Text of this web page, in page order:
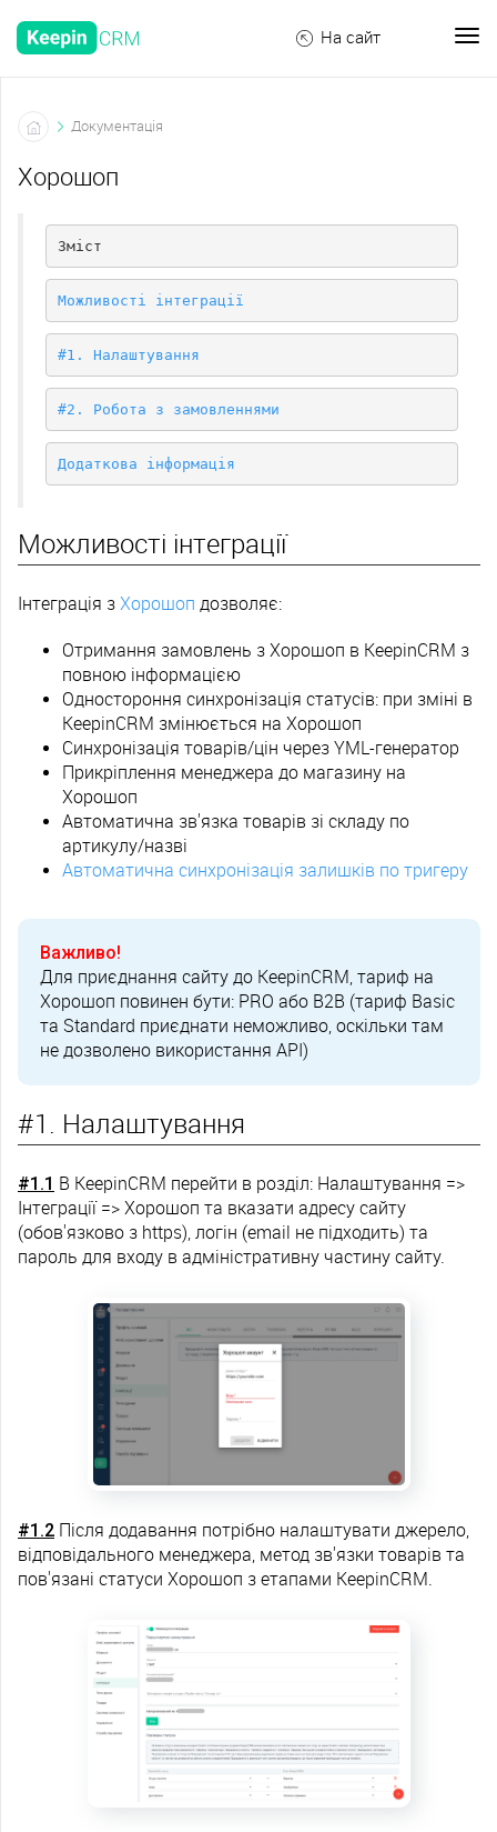
На сайт
Документація
Хорошоп
Зміст
Можливості інтеграції
#1. Налаштування
#2. Робота з замовленнями
Додаткова інформація
Можливості інтеграції
Інтеграція з Хорошоп дозволяє:
Отримання замовлень з Хорошоп в KeepinCRM з
повною інформацією
Одностороння синхронізація статусів: при зміні в
KeepinCRM змінюється на Хорошоп
Синхронізація товарів/цін через YML-генератор
Прикріплення менеджера до магазину на
Хорошоп
Автоматична зв'язка товарів зі складу по
артикулу/назві
Автоматична синхронізація залишків по тригеру
Важливо!
Для приєднання сайту до KeepinCRM, тариф на
Хорошоп повинен бути: PRO або B2B (тариф Basic
та Standard приєднати неможливо, оскільки там
не дозволено використання API)
#1. Налаштування
#1.1 В KeepinCRM перейти в розділ: Налаштування =>
Інтеграції => Хорошоп та вказати адресу сайту
(обов'язково з https), логін (email не підходить) та
пароль для входу в адміністративну частину сайту.
#1.2 Після додавання потрібно налаштувати джерело,
відповідального менеджера, метод зв'язки товарів та
пов'язані статуси Хорошоп з етапами KeepinCRM.